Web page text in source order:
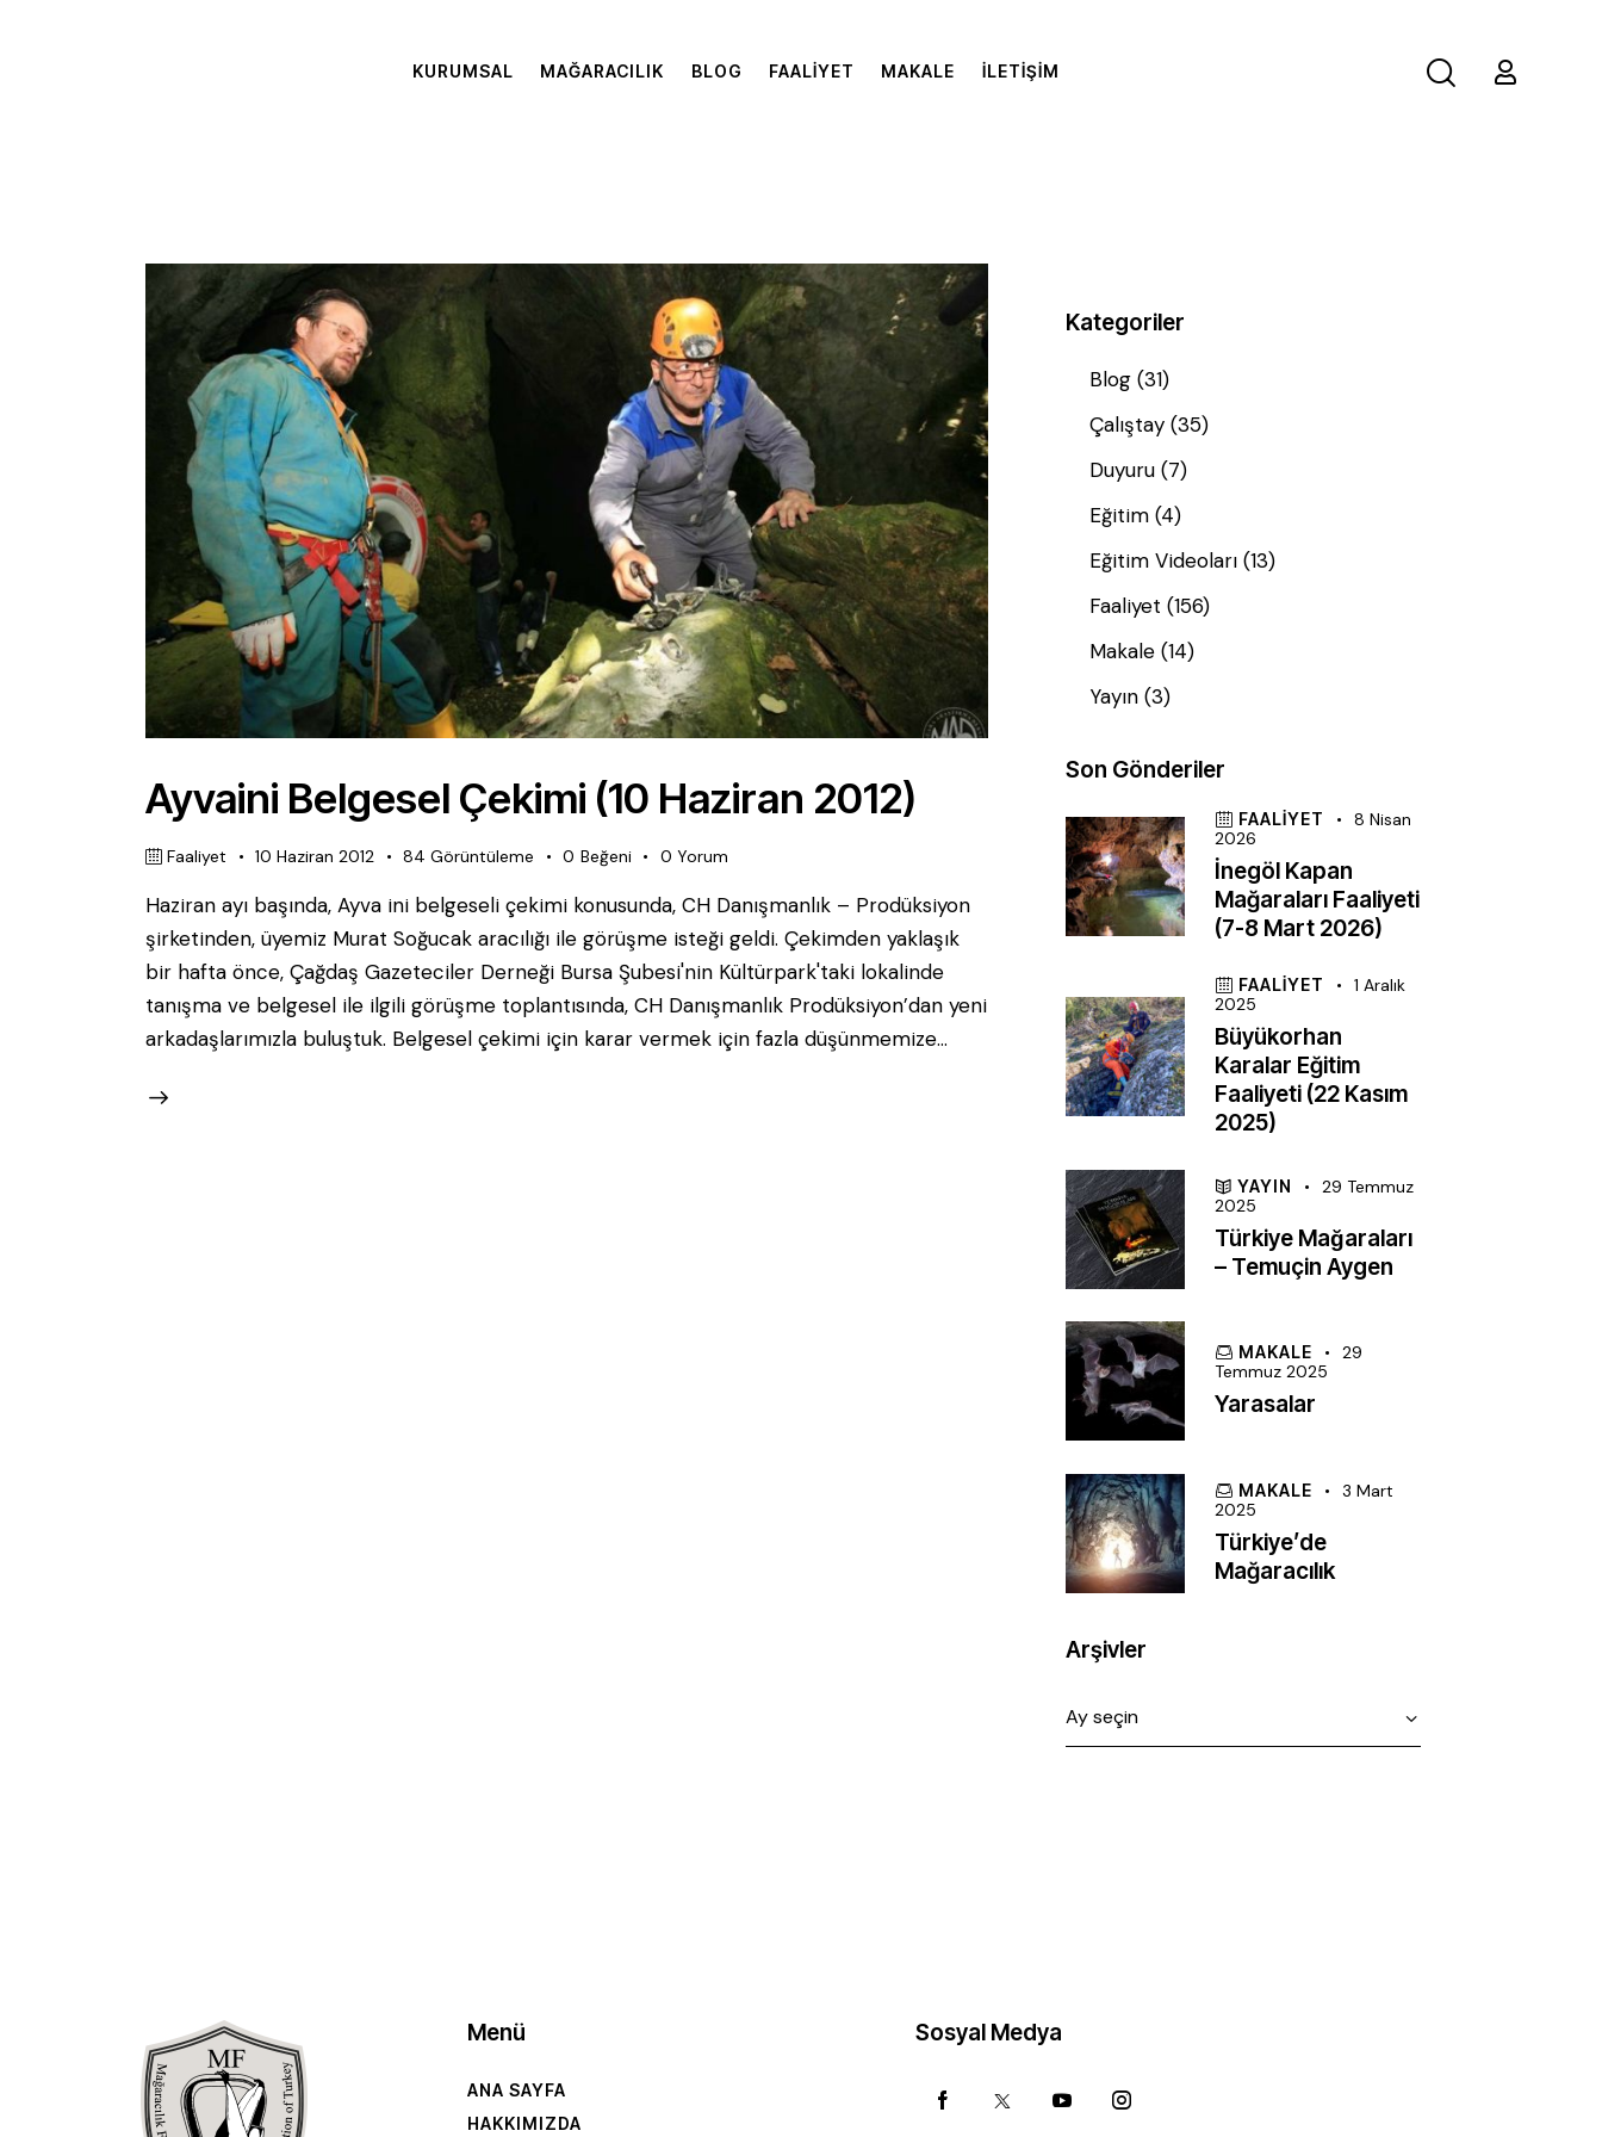
KURUMSAL MAĞARACILIK BLOG FAALIYET MAKALE İLETIŞIM
Ayvaini Belgesel Çekimi (10 Haziran 2012)
Faaliyet 10 Haziran 2012 84 Görüntüleme 0 Beğeni 0 Yorum
Haziran ayı başında, Ayva ini belgeseli çekimi konusunda, CH Danışmanlık – Prodüksiyon
şirketinden, üyemiz Murat Soğucak aracılığı ile görüşme isteği geldi. Çekimden yaklaşık
bir hafta önce, Çağdaş Gazeteciler Derneği Bursa Şubesi'nin Kültürpark'taki lokalinde
tanışma ve belgesel ile ilgili görüşme toplantısında, CH Danışmanlık Prodüksiyon’dan yeni
arkadaşlarımızla buluştuk. Belgesel çekimi için karar vermek için fazla düşünmemize…
Kategoriler
Blog (31)
Çalıştay (35)
Duyuru (7)
Eğitim (4)
Eğitim Videoları (13)
Faaliyet (156)
Makale (14)
Yayın (3)
Son Gönderiler
FAALIYET
8 Nisan
2026
İnegöl Kapan
Mağaraları Faaliyeti
(7-8 Mart 2026)
FAALIYET
1 Aralık
2025
Büyükorhan
Karalar Eğitim
Faaliyeti (22 Kasım
2025)
YAYIN
29 Temmuz
2025
Türkiye Mağaraları
– Temuçin Aygen
MAKALE
29
Temmuz 2025
Yarasalar
MAKALE
3 Mart
2025
Türkiye’de
Mağaracılık
Arşivler
Menü
ANA SAYFA
HAKKIMIZDA
Sosyal Medya